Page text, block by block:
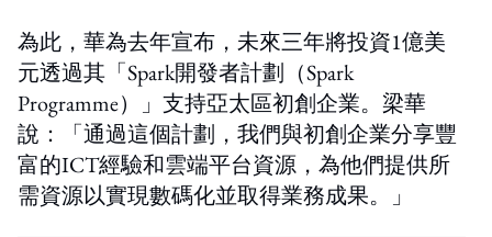
為此，華為去年宣布，未來三年將投資1億美
元透過其「Spark開發者計劃（Spark
Programme）」支持亞太區初創企業。梁華
說：「通過這個計劃，我們與初創企業分享豐
富的ICT經驗和雲端平台資源，為他們提供所
需資源以實現數碼化並取得業務成果。」